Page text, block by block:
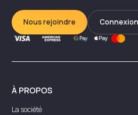
Nous rejoindre
À PROPOS
La société